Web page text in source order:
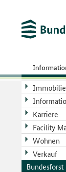
Karriere
Facility
Wohnen
Verkauf
Bundesforst